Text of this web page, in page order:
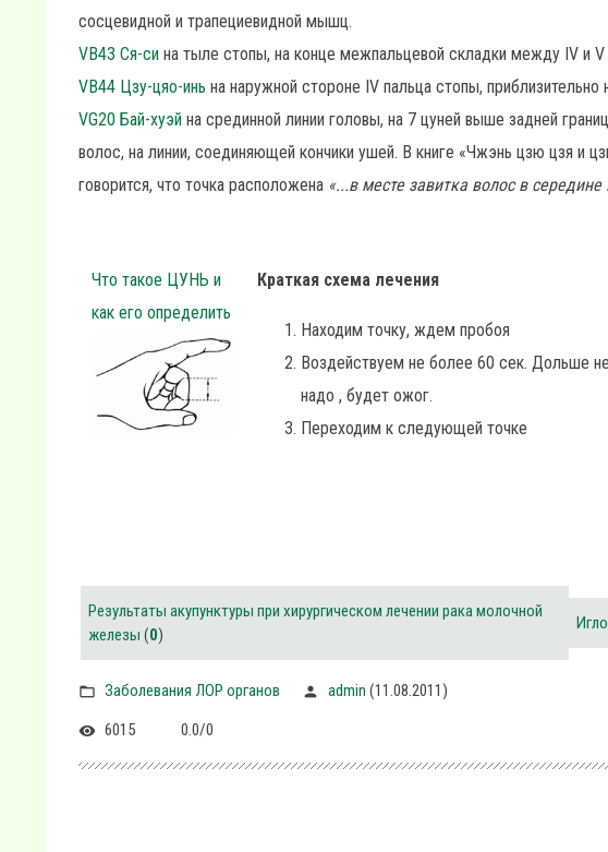
сосцевидной и трапециевидной мышц.
VB43 Ся-си на тыле стопы, на конце межпальцевой складки между IV и
VB44 Цзу-цяо-инь на наружной стороне IV пальца стопы, приблизительно
VG20 Бай-хуэй на срединной линии головы, на 7 цуней выше задней
волос, на линии, соединяющей кончики ушей. В книге «Чжэнь цзю цзя и
говорится, что точка расположена «...в месте завитка волос в
Что такое ЦУНЬ и
как его определить
Краткая схема лечения
Находим точку, ждем пробоя
Воздействуем не более 60 сек. Дольше не
надо , будет ожог.
Переходим к следующей точке
Результаты акупунктуры при хирургическом лечении рака молочной
железы (0)
Заболевания ЛОР органов admin (11.08.2011)
6015
0.0/0